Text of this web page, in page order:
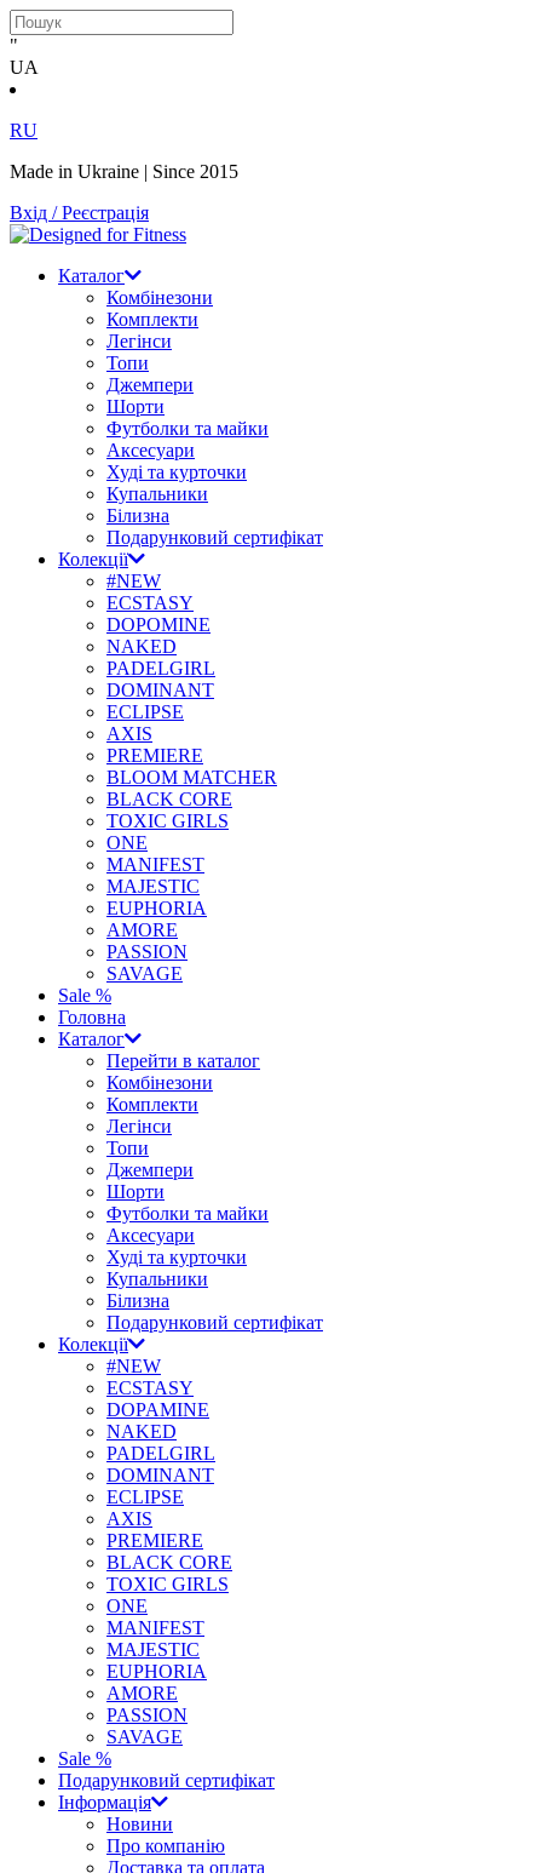
"
UA
RU
Made in Ukraine | Since 2015
Вхід / Реєстрація
Каталог
Комбінезони
Комплекти
Легінси
Топи
Джемпери
Шорти
Футболки та майки
Аксесуари
Худі та курточки
Купальники
Білизна
Подарунковий сертифікат
Колекції
#NEW
ECSTASY
DOPOMINE
NAKED
PADELGIRL
DOMINANT
ECLIPSE
AXIS
PREMIERE
BLOOM MATCHER
BLACK CORE
TOXIC GIRLS
ONE
MANIFEST
MAJESTIC
EUPHORIA
AMORE
PASSION
SAVAGE
Sale %
Головна
Каталог
Перейти в каталог
Комбінезони
Комплекти
Легінси
Топи
Джемпери
Шорти
Футболки та майки
Аксесуари
Худі та курточки
Купальники
Білизна
Подарунковий сертифікат
Колекції
#NEW
ECSTASY
DOPAMINE
NAKED
PADELGIRL
DOMINANT
ECLIPSE
AXIS
PREMIERE
BLACK CORE
TOXIC GIRLS
ONE
MANIFEST
MAJESTIC
EUPHORIA
AMORE
PASSION
SAVAGE
Sale %
Подарунковий сертифікат
Інформація
Новини
Про компанію
Доставка та оплата